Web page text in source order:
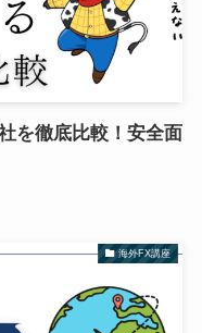
を徹底比較！安全面
海外FX講座